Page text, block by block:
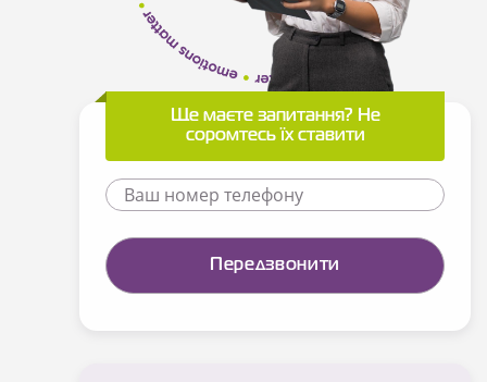
Ще маєте запитання? Не
соромтесь їх ставити